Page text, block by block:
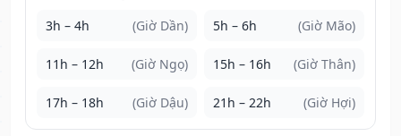
3h – 4h (Giờ Dần) 5h – 6h (Giờ Mão)
11h – 12h (Giờ Ngọ) 15h – 16h (Giờ Thân)
17h – 18h (Giờ Dậu) 21h – 22h (Giờ Hợi)